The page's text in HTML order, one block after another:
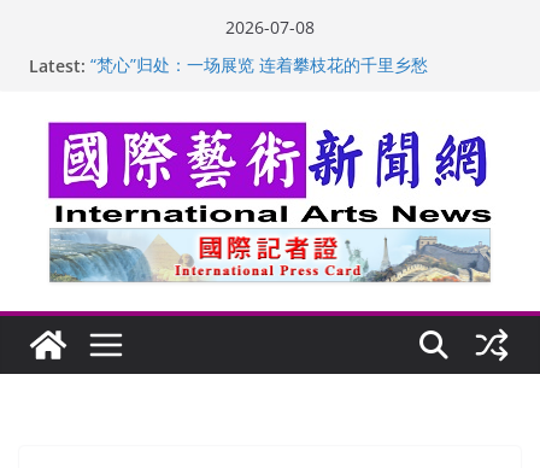
2026-07-08
Latest: “梵心”归处：一场展览 连着攀枝花的千里乡愁
美国人
玛丽安娜·卡拉切娃的绘画：幽默和难以言喻的快乐
苏方 ：“字”得其乐